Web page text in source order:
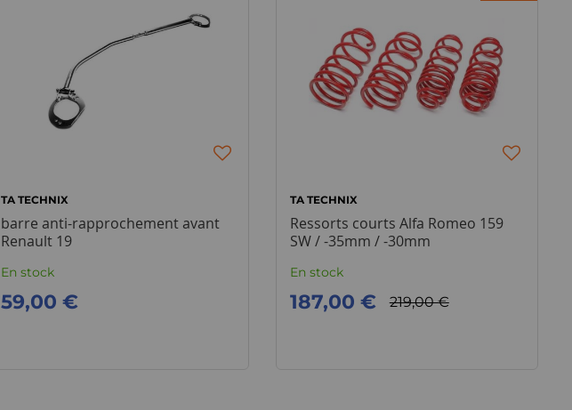
TA TECHNIX
barre anti-rapprochement avant
Renault 19
En stock
59,00 €
TA TECHNIX
Ressorts courts Alfa Romeo 159
SW / -35mm / -30mm
En stock
219,00 €
187,00 €